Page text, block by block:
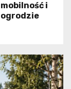
i
ogrodzie